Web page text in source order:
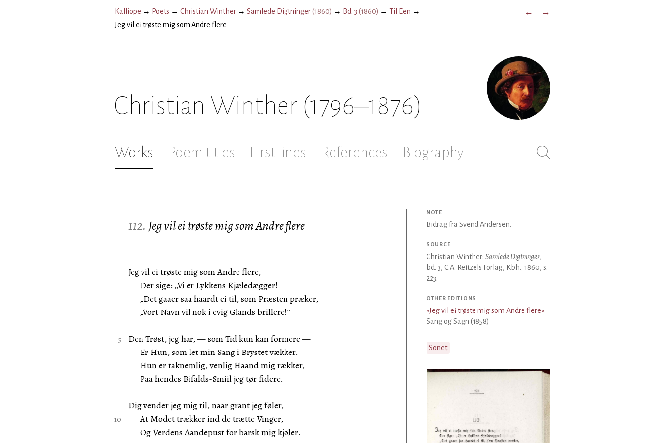
Kalliope → Poets → Christian Winther → Samlede Digtninger(1860) → Bd. 3 (1860) → Til Een →
Jeg vil ei trøste mig som Andre flere
← →
Christian Winther (1796–1876)
Works Poem titles First lines References Biography
112. Jeg vil ei trøste mig som Andre flere
Jeg vil ei trøste mig som Andre flere,
Der sige: „Vi er Lykkens Kjæledægger!
„Det gaaer saa haardt ei til, som Præsten præker,
„Vort Navn vil nok i evig Glands brillere!”
Den Trøst, jeg har, — som Tid kun kan formere —
Er Hun, som let min Sang i Brystet vækker.
Hun er taknemlig, venlig Haand mig rækker,
Paa hendes Bifalds-Smiil jeg tør fidere.
Dig vender jeg mig til, naar grant jeg føler,
At Modet trækker ind de trætte Vinger,
Og Verdens Aandepust for barsk mig kjøler.
NOTE
Bidrag fra Svend Andersen.
SOURCE
Christian Winther: Samlede Digtninger,
bd. 3, C.A. Reitzels Forlag, Kbh., 1860, s.
223.
OTHER EDITIONS
»Jeg vil ei trøste mig som Andre flere«
Sang og Sagn (1858)
Sonet